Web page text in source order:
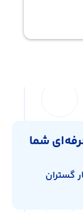
شما
گستران